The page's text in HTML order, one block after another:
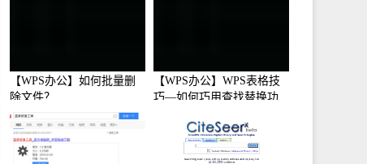
【WPS办公】如何批量删
除文件？
【WPS办公】WPS表格技
巧—如何巧用查找替换功